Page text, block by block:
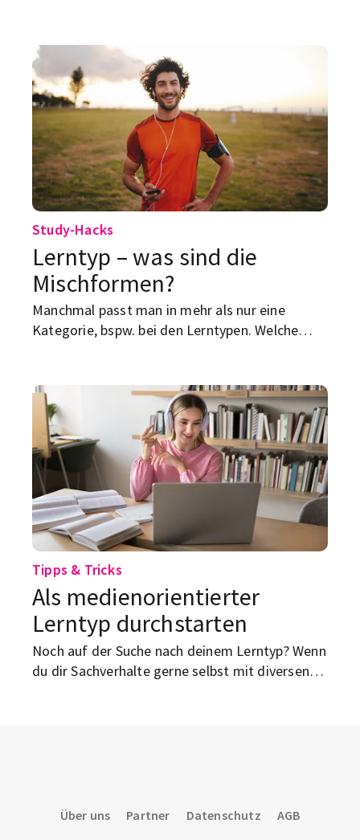
Study-Hacks
Lerntyp – was sind die
Mischformen?
Manchmal passt man in mehr als nur eine
Kategorie, bspw. bei den Lerntypen. Welche
Tipps & Tricks
Als medienorientierter
Lerntyp durchstarten
Noch auf der Suche nach deinem Lerntyp? Wenn
du dir Sachverhalte gerne selbst mit diversen
Über uns Partner Datenschutz AGB